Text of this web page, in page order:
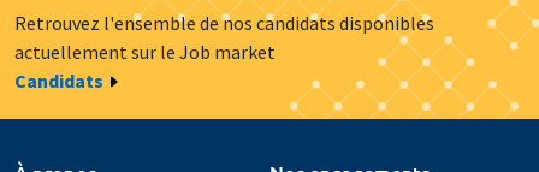
Retrouvez l'ensemble de nos candidats disponibles
actuellement sur le Job market
Candidats